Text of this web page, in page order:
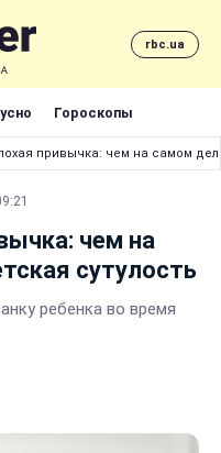
rbc.ua
Гороскопы
привычка: чем на самом
чем на
сутулость
ребенка во время